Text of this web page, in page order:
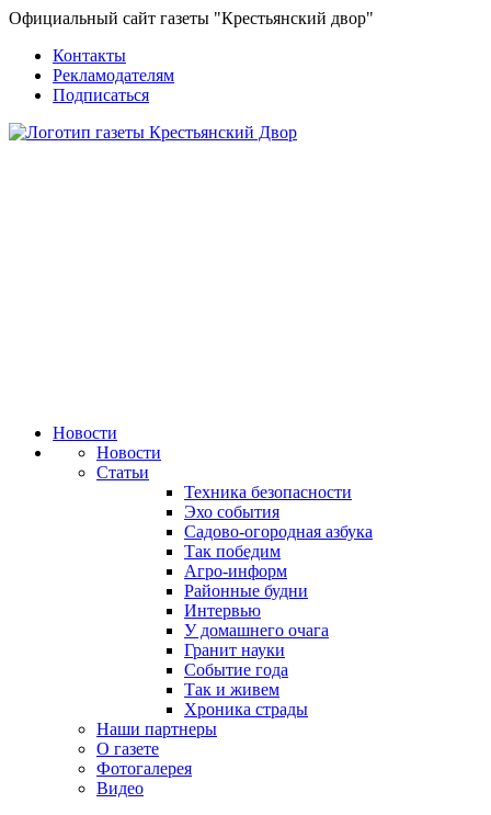
Официальный сайт газеты "Крестьянский двор"
Контакты
Рекламодателям
Подписаться
Новости
Новости
Статьи
Техника безопасности
Эхо события
Садово-огородная азбука
Так победим
Агро-информ
Районные будни
Интервью
У домашнего очага
Гранит науки
Событие года
Так и живем
Хроника страды
Наши партнеры
О газете
Фотогалерея
Видео